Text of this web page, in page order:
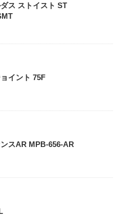
ス ストイスト ST
イント 75F
スAR MPB-656-AR